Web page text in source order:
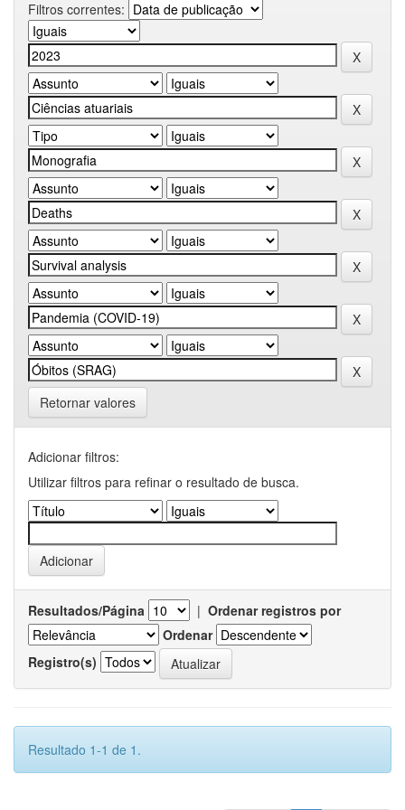
Filtros correntes:
Retornar valores
Adicionar filtros:
Utilizar filtros para refinar o resultado de busca.
Resultados/Página | Ordenar registros por
Ordenar
Registro(s)
Resultado 1-1 de 1.